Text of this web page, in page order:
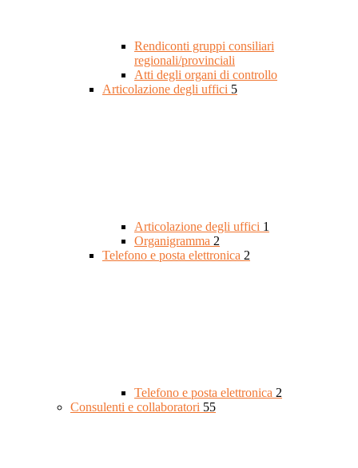
Rendiconti gruppi consiliari
regionali/provinciali
Atti degli organi di controllo
Articolazione degli uffici 5
Articolazione degli uffici 1
Organigramma 2
Telefono e posta elettronica 2
Telefono e posta elettronica 2
Consulenti e collaboratori 55